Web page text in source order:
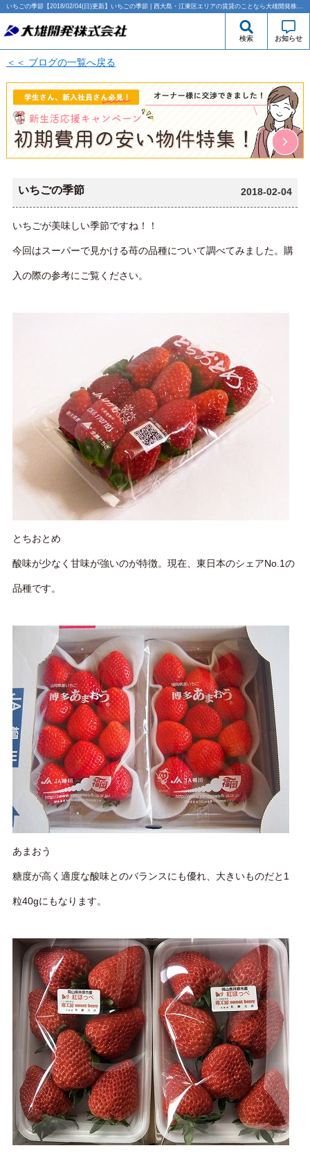
いちごの季節【2018/02/04(日)更新】いちごの季節 | 西大島・江東区エリアの賃貸のことなら大雄開発株式会社
検索 お知らせ
＜＜ ブログの一覧へ戻る
いちごの季節 2018-02-04
いちごが美味しい季節ですね！！
今回はスーパーで見かける苺の品種について調べてみました。購
入の際の参考にご覧ください。
とちおとめ
酸味が少なく甘味が強いのが特徴。現在、東日本のシェアNo.1の
品種です。
あまおう
糖度が高く適度な酸味とのバランスにも優れ、大きいものだと1
粒40gにもなります。